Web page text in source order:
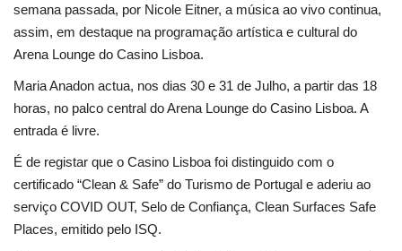
semana passada, por Nicole Eitner, a música ao vivo continua,
assim, em destaque na programação artística e cultural do
Arena Lounge do Casino Lisboa.
Maria Anadon actua, nos dias 30 e 31 de Julho, a partir das 18
horas, no palco central do Arena Lounge do Casino Lisboa. A
entrada é livre.
É de registar que o Casino Lisboa foi distinguido com o
certificado “Clean & Safe” do Turismo de Portugal e aderiu ao
serviço COVID OUT, Selo de Confiança, Clean Surfaces Safe
Places, emitido pelo ISQ.